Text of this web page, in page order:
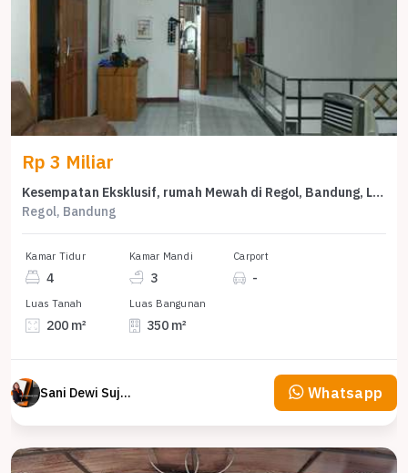
Rp 3 Miliar
Kesempatan Eksklusif, rumah Mewah di Regol, Bandung, LB 350m²
Regol, Bandung
Kamar Tidur
4
Kamar Mandi
3
Carport
-
Luas Tanah
200 m²
Luas Bangunan
350 m²
Sani Dewi Sujono Whatsapp